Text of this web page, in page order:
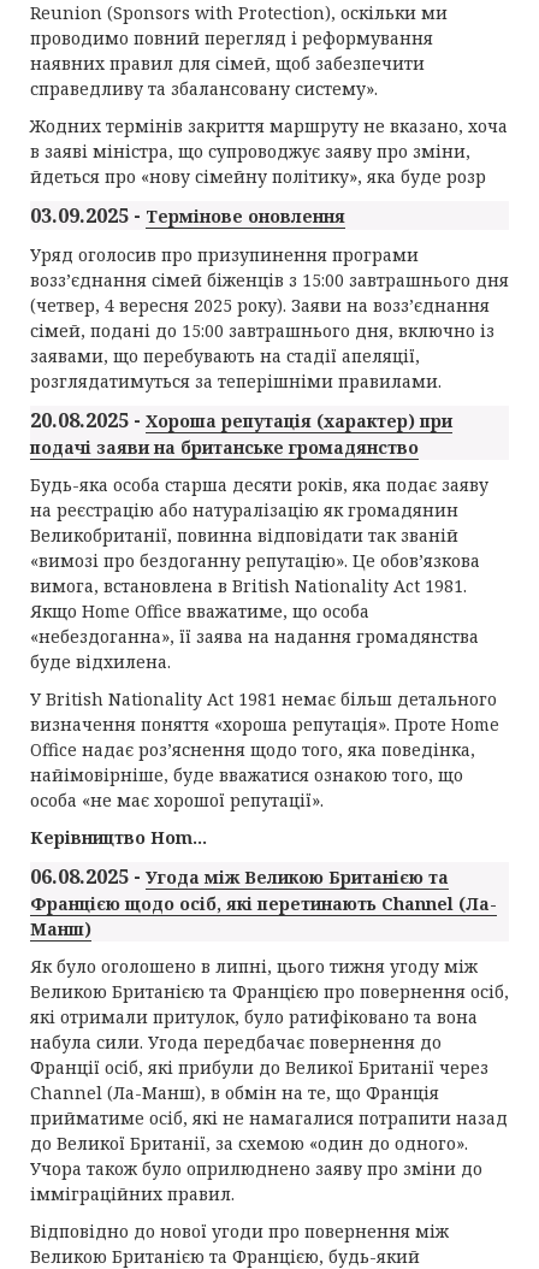
Reunion (Sponsors with Protection), оскільки ми
проводимо повний перегляд і реформування
наявних правил для сімей, щоб забезпечити
справедливу та збалансовану систему».
Жодних термінів закриття маршруту не вказано, хоча
в заяві міністра, що супроводжує заяву про зміни,
йдеться про «нову сімейну політику», яка буде розр
03.09.2025 - Термінове оновлення
Уряд оголосив про призупинення програми
возз’єднання сімей біженців з 15:00 завтрашнього дня
(четвер, 4 вересня 2025 року). Заяви на возз’єднання
сімей, подані до 15:00 завтрашнього дня, включно із
заявами, що перебувають на стадії апеляції,
розглядатимуться за теперішніми правилами.
20.08.2025 - Хороша репутація (характер) при
подачі заяви на британське громадянство
Будь-яка особа старша десяти років, яка подає заяву
на реєстрацію або натуралізацію як громадянин
Великобританії, повинна відповідати так званій
«вимозі про бездоганну репутацію». Це обов’язкова
вимога, встановлена в British Nationality Act 1981.
Якщо Home Office вважатиме, що особа
«небездоганна», її заява на надання громадянства
буде відхилена.
У British Nationality Act 1981 немає більш детального
визначення поняття «хороша репутація». Проте Home
Office надає роз’яснення щодо того, яка поведінка,
найімовірніше, буде вважатися ознакою того, що
особа «не має хорошої репутації».
Керівництво Hom...
06.08.2025 - Угода між Великою Британією та
Францією щодо осіб, які перетинають Channel (Ла-
Манш)
Як було оголошено в липні, цього тижня угоду між
Великою Британією та Францією про повернення осіб,
які отримали притулок, було ратифіковано та вона
набула сили. Угода передбачає повернення до
Франції осіб, які прибули до Великої Британії через
Channel (Ла-Манш), в обмін на те, що Франція
прийматиме осіб, які не намагалися потрапити назад
до Великої Британії, за схемою «один до одного».
Учора також було оприлюднено заяву про зміни до
імміграційних правил.
Відповідно до нової угоди про повернення між
Великою Британією та Францією, будь-який